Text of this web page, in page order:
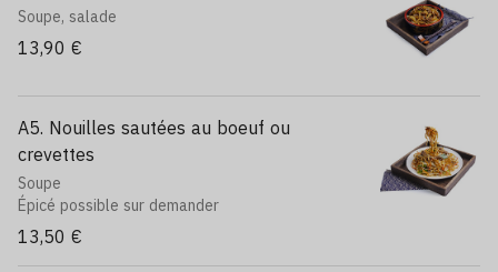
Soupe, salade
13,90 €
A5. Nouilles sautées au boeuf ou
crevettes
Soupe
Épicé possible sur demander
13,50 €